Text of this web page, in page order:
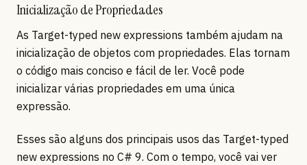
Inicialização de Propriedades
As Target-typed new expressions também ajudam na
inicialização de objetos com propriedades. Elas tornam
o código mais conciso e fácil de ler. Você pode
inicializar várias propriedades em uma única
expressão.
Esses são alguns dos principais usos das Target-typed
new expressions no C# 9. Com o tempo, você vai ver